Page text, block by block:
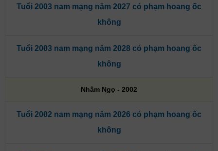
Tuổi 2003 nam mạng năm 2027 có phạm hoang ốc
không
Tuổi 2003 nam mạng năm 2028 có phạm hoang ốc
không
Nhâm Ngọ - 2002
Tuổi 2002 nam mạng năm 2026 có phạm hoang ốc
không